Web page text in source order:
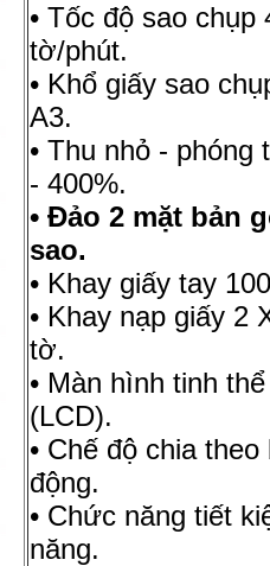
• Tốc độ sao chụp
tờ/phút.
• Khổ giấy sao
A3.
• Thu nhỏ - phóng
- 400%.
• Đảo 2 mặt bản
sao.
• Khay giấy tay
• Khay nạp giấy 2
tờ.
• Màn hình tinh
(LCD).
• Chế độ chia
động.
• Chức năng tiết
năng.